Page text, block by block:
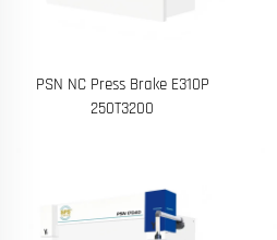
PSN NC Press Brake E310P
250T3200